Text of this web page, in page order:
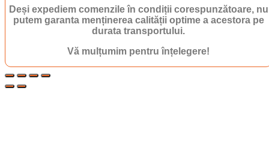
Deși expediem comenzile în condiții corespunzătoare, nu
putem garanta menținerea calității optime a acestora pe
durata transportului.
Vă mulțumim pentru înțelegere!